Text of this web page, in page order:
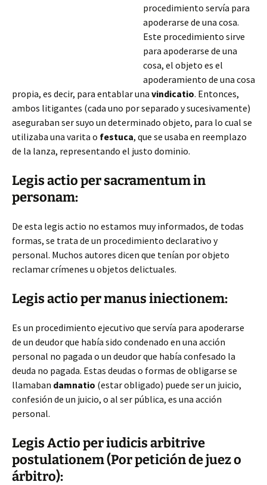
procedimiento servía para
apoderarse de una cosa.
Este procedimiento sirve
para apoderarse de una
cosa, el objeto es el
apoderamiento de una cosa
propia, es decir, para entablar una vindicatio. Entonces,
ambos litigantes (cada uno por separado y sucesivamente)
aseguraban ser suyo un determinado objeto, para lo cual se
utilizaba una varita o festuca, que se usaba en reemplazo
de la lanza, representando el justo dominio.
Legis actio per sacramentum in
personam:
De esta legis actio no estamos muy informados, de todas
formas, se trata de un procedimiento declarativo y
personal. Muchos autores dicen que tenían por objeto
reclamar crímenes u objetos delictuales.
Legis actio per manus iniectionem:
Es un procedimiento ejecutivo que servía para apoderarse
de un deudor que había sido condenado en una acción
personal no pagada o un deudor que había confesado la
deuda no pagada. Estas deudas o formas de obligarse se
llamaban damnatio (estar obligado) puede ser un juicio,
confesión de un juicio, o al ser pública, es una acción
personal.
Legis Actio per iudicis arbitrive
postulationem (Por petición de juez o
árbitro):